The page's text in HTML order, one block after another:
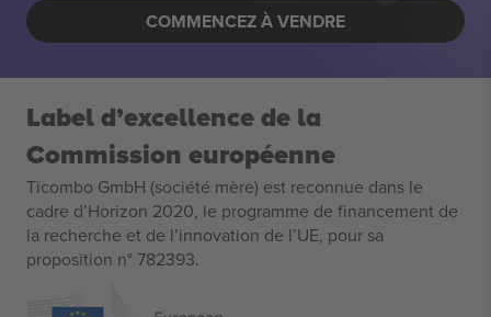
COMMENCEZ À VENDRE
Label d’excellence de la
Commission européenne
Ticombo GmbH (société mère) est reconnue dans le
cadre d’Horizon 2020, le programme de financement de
la recherche et de l’innovation de l’UE, pour sa
proposition n° 782393.